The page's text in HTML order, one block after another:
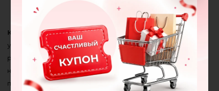
спальню
Комплект постельного белья Dormeo Warm Hug
удобный и доступный способ преобразить спальню без
ремонта и сложных изменений. Новая расцветка
наволочек и пододеяльника моментально освежает
пространство, создавая атмосферу спокойствия и